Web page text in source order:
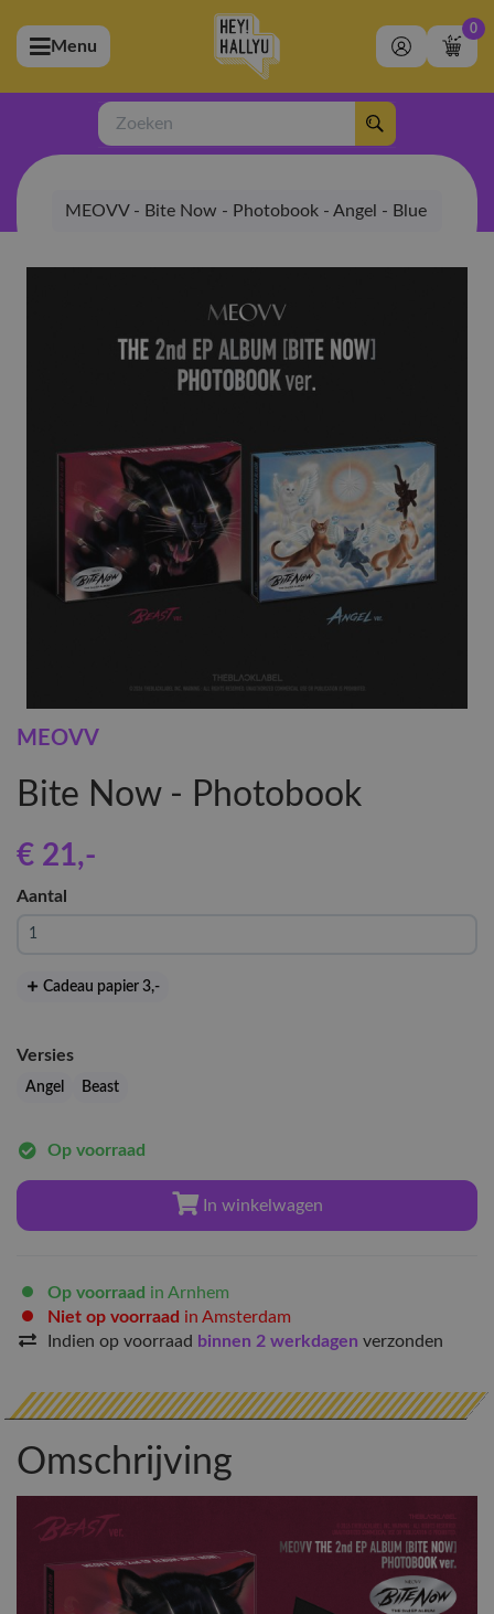
(Artiesten)
(Merchandise)
(Exclusive)
(Winkel)
Menu
0
Zoeken
MEOVV - Bite Now - Photobook - Angel - Blue
MEOVV
Bite Now - Photobook
€ 21,-
Aantal
Cadeau papier 3,-
Versies
Angel Beast
Op voorraad
In winkelwagen
Op voorraad in Arnhem
Niet op voorraad in Amsterdam
Indien op voorraad binnen 2 werkdagen verzonden
Omschrijving